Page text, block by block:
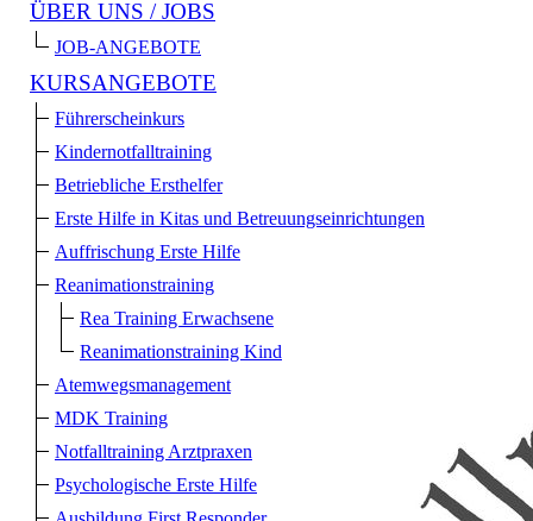
ÜBER UNS / JOBS
JOB-ANGEBOTE
KURSANGEBOTE
Führerscheinkurs
Kindernotfalltraining
Betriebliche Ersthelfer
Erste Hilfe in Kitas und Betreuungs­einrichtungen
Auffrischung Erste Hilfe
Reanimationstraining
Rea Training Erwachsene
Reanimationstraining Kind
Atemwegsmanagement
MDK Training
Notfalltraining Arztpraxen
Psychologische Erste Hilfe